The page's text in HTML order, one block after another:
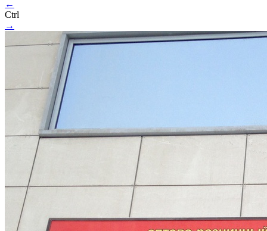
←
Ctrl
→